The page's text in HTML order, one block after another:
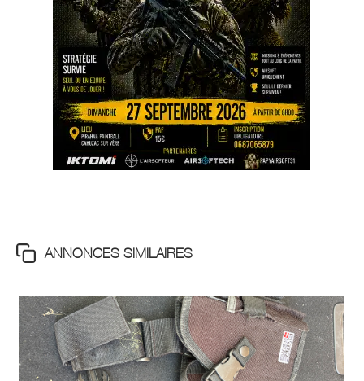
ANNONCES SIMILAIRES